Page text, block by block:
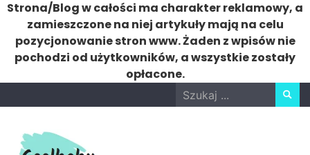
Strona/Blog w całości ma charakter reklamowy, a
zamieszczone na niej artykuły mają na celu
pozycjonowanie stron www. Żaden z wpisów nie
pochodzi od użytkowników, a wszystkie zostały
opłacone.
to
Search
for: